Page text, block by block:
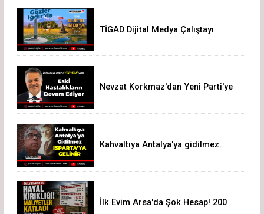
TİGAD Dijital Medya Çalıştayı
Nevzat Korkmaz'dan Yeni Parti'ye
Kahvaltıya Antalya'ya gidilmez.
İlk Evim Arsa'da Şok Hesap! 200